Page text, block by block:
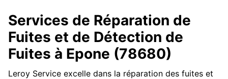
Services de Réparation de
Fuites et de Détection de
Fuites à Epone (78680)
Leroy Service excelle dans la réparation des fuites et